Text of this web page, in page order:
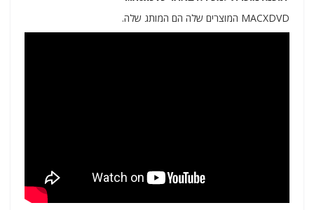
MACXDVD המוצרים שלה הם המותג שלה.